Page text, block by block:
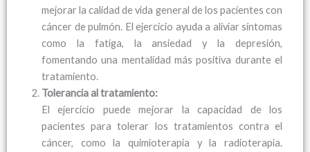
mejorar la calidad de vida general de los pacientes con
cáncer de pulmón. El ejercicio ayuda a aliviar síntomas
como la fatiga, la ansiedad y la depresión,
fomentando una mentalidad más positiva durante el
tratamiento.
Tolerancia al tratamiento:
El ejercicio puede mejorar la capacidad de los
pacientes para tolerar los tratamientos contra el
cáncer, como la quimioterapia y la radioterapia.